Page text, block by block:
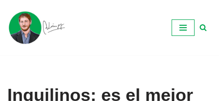
Ir
al
Inquilinos: es el mejor